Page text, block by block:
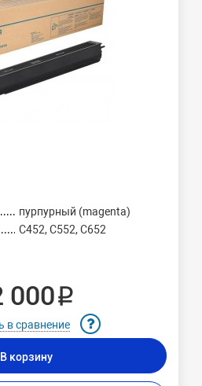
пурпурный (magenta)
C452, C552, C652
000 ₽
в сравнение
В корзину